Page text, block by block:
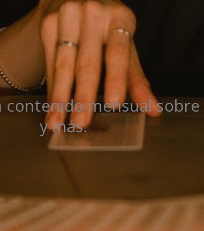
mensual
y más.